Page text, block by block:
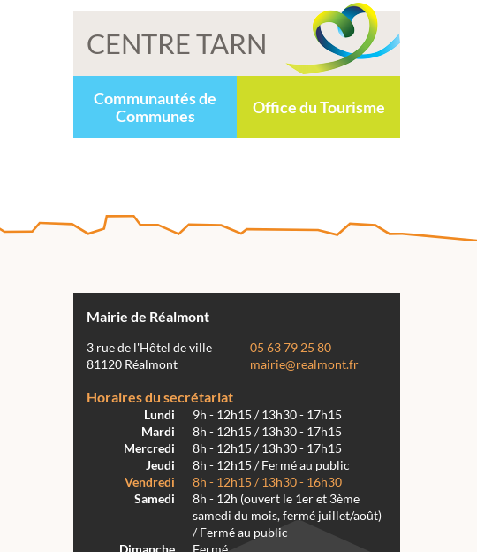
CENTRE TARN
Communautés de
Communes
Office du Tourisme
Mairie de Réalmont
3 rue de l'Hôtel de ville
81120 Réalmont
05 63 79 25 80
mairie@realmont.fr
Horaires du secrétariat
Lundi
9h - 12h15 / 13h30 - 17h15
Mardi
8h - 12h15 / 13h30 - 17h15
Mercredi
8h - 12h15 / 13h30 - 17h15
Jeudi
8h - 12h15 / Fermé au public
Vendredi
8h - 12h15 / 13h30 - 16h30
Samedi
8h - 12h (ouvert le 1er et 3ème
samedi du mois, fermé juillet/août)
/ Fermé au public
Dimanche
Fermé